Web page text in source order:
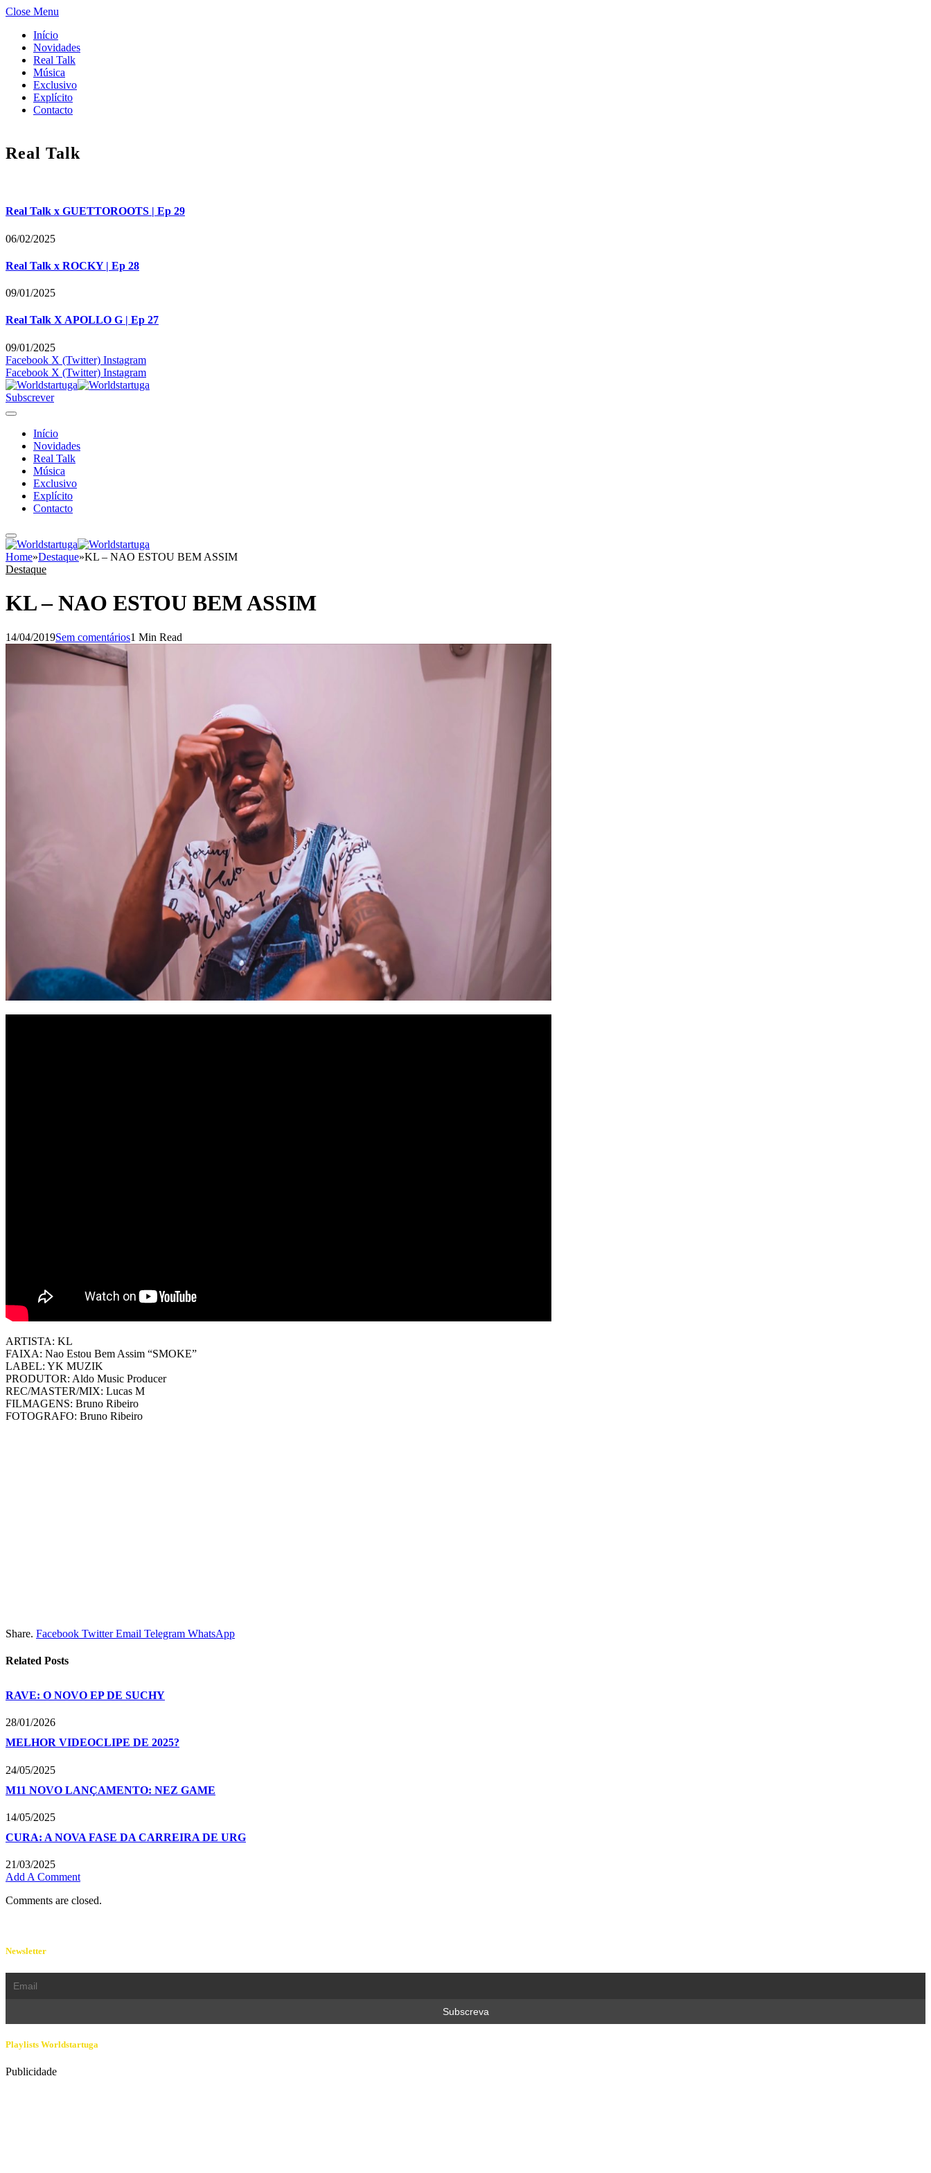
Close Menu
Início
Novidades
Real Talk
Música
Exclusivo
Explícito
Contacto
Real Talk
Real Talk x GUETTOROOTS | Ep 29
06/02/2025
Real Talk x ROCKY | Ep 28
09/01/2025
Real Talk X APOLLO G | Ep 27
09/01/2025
Facebook X (Twitter) Instagram
Facebook X (Twitter) Instagram
Subscrever
Início
Novidades
Real Talk
Música
Exclusivo
Explícito
Contacto
Home»Destaque»KL – NAO ESTOU BEM ASSIM
Destaque
KL – NAO ESTOU BEM ASSIM
14/04/2019Sem comentários1 Min Read
ARTISTA: KL
FAIXA: Nao Estou Bem Assim “SMOKE”
LABEL: YK MUZIK
PRODUTOR: Aldo Music Producer
REC/MASTER/MIX: Lucas M
FILMAGENS: Bruno Ribeiro
FOTOGRAFO: Bruno Ribeiro
Share. Facebook Twitter Email Telegram WhatsApp
Related Posts
RAVE: O NOVO EP DE SUCHY
28/01/2026
MELHOR VIDEOCLIPE DE 2025?
24/05/2025
M11 NOVO LANÇAMENTO: NEZ GAME
14/05/2025
CURA: A NOVA FASE DA CARREIRA DE URG
21/03/2025
Add A Comment
Comments are closed.
Newsletter
Playlists Worldstartuga
Publicidade